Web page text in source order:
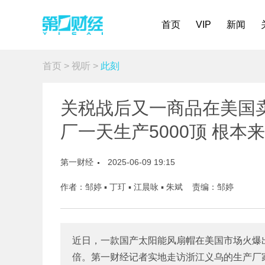
首页 VIP 新闻
首页 > 视听 > 此刻
关税战后又一商品在美国
厂一天生产5000顶 根本
第一财经 2025-06-09 19:15
作者：邹婷 ▪ 丁玎 ▪ 江晨咏 ▪ 朱斌 责编：邹婷
近日，一款国产太阳能风扇帽在美国市场火
倍。第一财经记者实地走访浙江义乌的生产